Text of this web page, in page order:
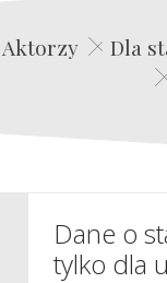
Aktorzy Dla
Dane o
tylko dla